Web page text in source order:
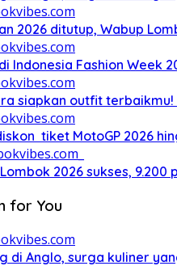
2026 ditutup, Wabup
Indonesia Fashion Week
siapkan outfit terbaikmu!
tiket MotoGP 2026
Lombok 2026 sukses,
for You
di Anglo, surga kuliner